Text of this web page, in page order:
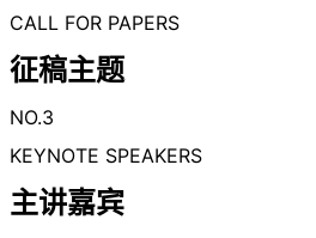
CALL FOR PAPERS
征稿主题
NO.3
KEYNOTE SPEAKERS
主讲嘉宾